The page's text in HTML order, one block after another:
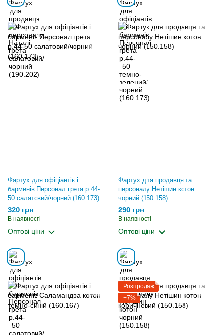
Фартух для офіціантів і
барменів Персонал грета р.44-
50 салатовий/чорний (160.173)
320 грн
В наявності
Оптові ціни
Фартух для продавця та
персоналу Нетішин котон
чорний (150.158)
290 грн
В наявності
Оптові ціни
Розпродаж
−7%